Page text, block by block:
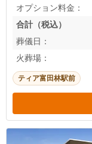
オプション料金：
合計（税込）
葬儀日：
火葬場：
ティア富田林駅前